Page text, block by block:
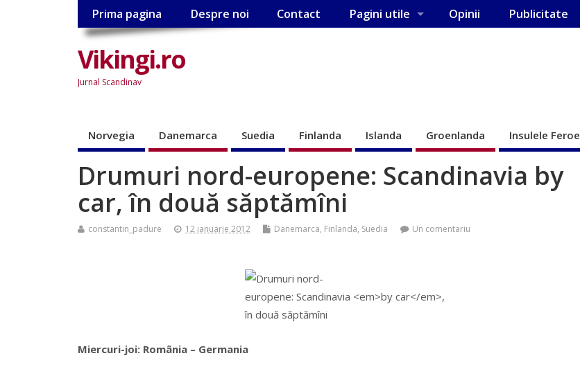
Prima pagina Despre noi Contact Pagini utile Opinii Publicitate
Vikingi.ro
Jurnal Scandinav
Norvegia Danemarca Suedia Finlanda Islanda Groenlanda Insulele Feroe
Drumuri nord-europene: Scandinavia by
car, în două săptămîni
constantin_padure 12 ianuarie 2012 Danemarca, Finlanda, Suedia Un comentariu
Miercuri-joi: România – Germania